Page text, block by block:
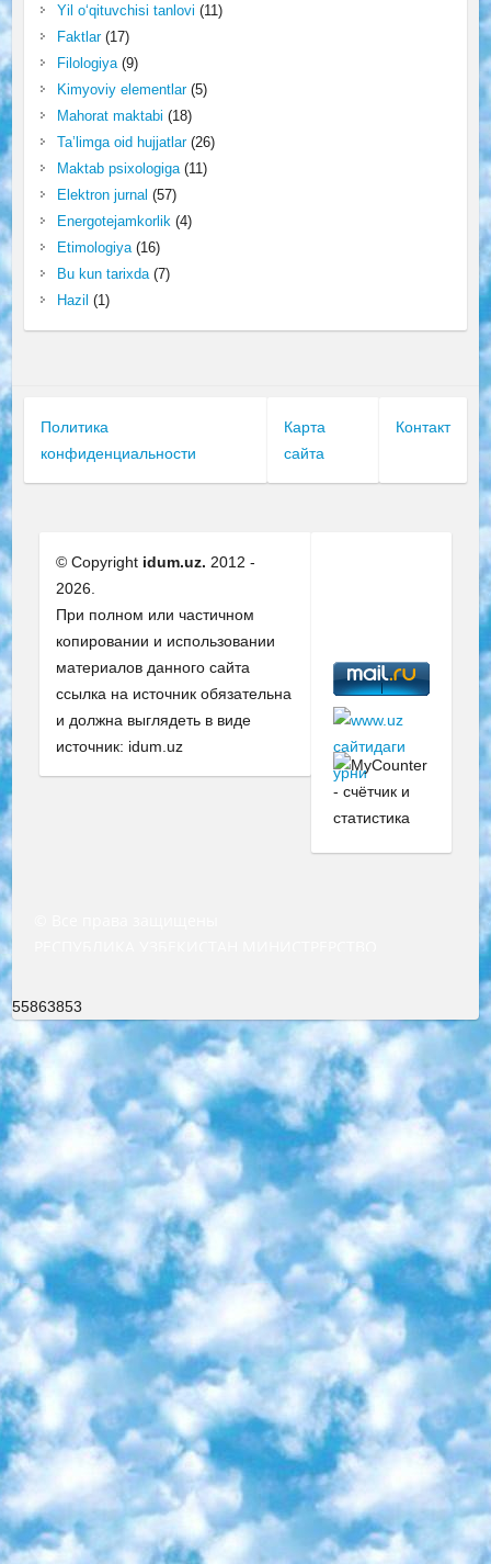
Yil o‘qituvchisi tanlovi (11)
Faktlar(17)
Filologiya(9)
Kimyoviy elementlar(5)
Mahorat maktabi (18)
Ta’limga oid hujjatlar(26)
Maktab psixologiga(11)
Elektron jurnal (57)
Energotejamkorlik (4)
Etimologiya(16)
Bu kun tarixda(7)
Hazil (1)
Политика
конфиденциальности
Карта
сайта
Контакт
© Copyright idum.uz. 2012 -
2026.
При полном или частичном
копировании и использовании
материалов данного сайта
ссылка на источник обязательна
и должна выглядеть в виде
источник: idum.uz
55863853